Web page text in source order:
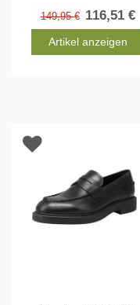
149,95 € 116,51 €
Artikel anzeigen